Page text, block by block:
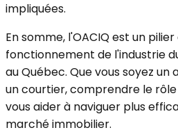
impliquées.
En somme, l'OACIQ est un
fonctionnement de l'industrie
au Québec. Que vous soyez
un courtier, comprendre le
vous aider à naviguer plus
marché immobilier.